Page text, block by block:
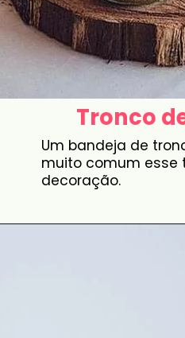
Tronco
Um bandeja de
muito comum esse
decoração.